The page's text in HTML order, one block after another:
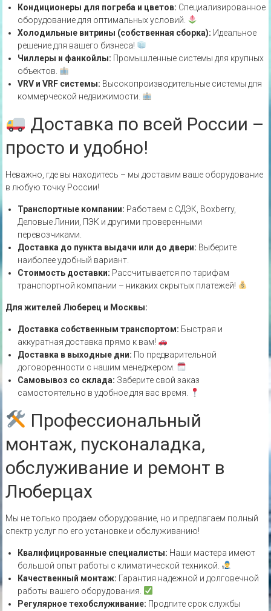
Кондиционеры для погреба и цветов: Специализированное
оборудование для оптимальных условий.
Холодильные витрины (собственная сборка): Идеальное
решение для вашего бизнеса!
Чиллеры и фанкойлы: Промышленные системы для крупных
объектов.
VRV и VRF системы: Высокопроизводительные системы для
коммерческой недвижимости.
Доставка по всей России –
просто и удобно!
Неважно, где вы находитесь – мы доставим ваше оборудование
в любую точку России!
Транспортные компании: Работаем с СДЭК, Boxberry,
Деловые Линии, ПЭК и другими проверенными
перевозчиками.
Доставка до пункта выдачи или до двери: Выберите
наиболее удобный вариант.
Стоимость доставки: Рассчитывается по тарифам
транспортной компании – никаких скрытых платежей!
Для жителей Люберец и Москвы:
Доставка собственным транспортом: Быстрая и
аккуратная доставка прямо к вам!
Доставка в выходные дни: По предварительной
договоренности с нашим менеджером.
Самовывоз со склада: Заберите свой заказ
самостоятельно в удобное для вас время.
Профессиональный
монтаж, пусконаладка,
обслуживание и ремонт в
Люберцах
Мы не только продаем оборудование, но и предлагаем полный
спектр услуг по его установке и обслуживанию!
Квалифицированные специалисты: Наши мастера имеют
большой опыт работы с климатической техникой.
Качественный монтаж: Гарантия надежной и долговечной
работы вашего оборудования.
Регулярное техобслуживание: Продлите срок службы